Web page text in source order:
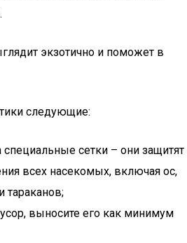
экзотично и поможет в
следующие:
специальные сетки – они защитят
всех насекомых, включая ос,
выносите его как минимум